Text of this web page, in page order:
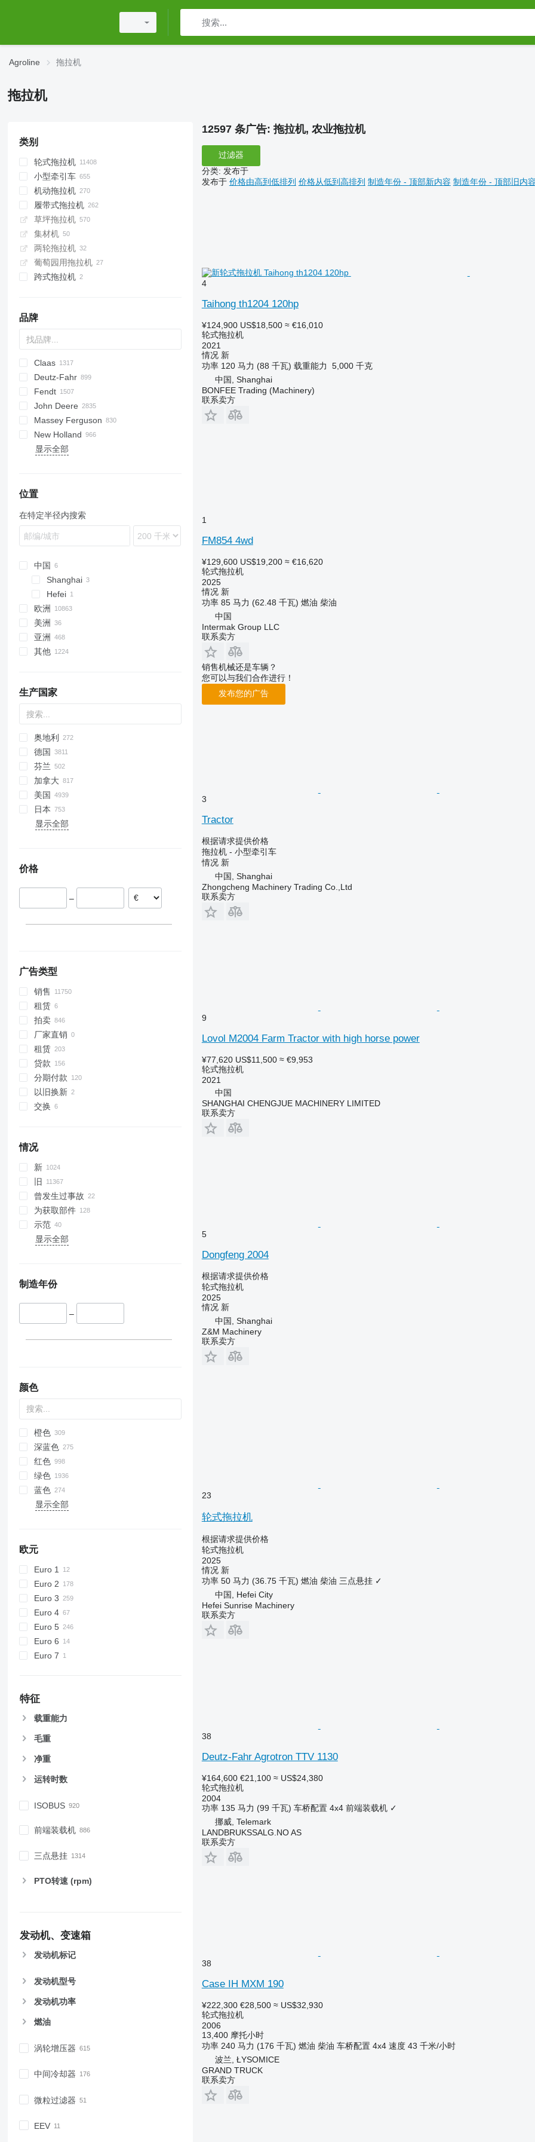
Agroline 拖拉机
拖拉机
类别
轮式拖拉机
小型牵引车
机动拖拉机
履带式拖拉机
草坪拖拉机
集材机
两轮拖拉机
葡萄园用拖拉机
跨式拖拉机
品牌
Challenger
TTR
Tigre
Tigrone
584
704
854
1054
1104
1254
2505
CK
310
500
535
745
844
856
885
4230
5120
5130
5140
5150
7120
7210
7220
7240
CS
International
JX
MX
MXM
MXU
Magnum
Maxxum
Optum
Puma
775
D series
E-series
CH
MT
CFG
Claas
Ares
Arion
Atles
Atos
Axion
Axos
Nexos
Xerion
75
770
990
995
D-series
Deutz-Fahr
Agrofarm
Agrokid
Agrolux
Agroplus
Agrosky
HD
K series
M series
DUA
Fendt
Cargo
F-series
Vario
Xylon
180-90
500
2000
3000
4000
4600
6600
6610
6640
8210
8630
County
Dexta
TW
Major
Super Major
FT
C-series
150
T
C-series
E-series
C
TX
633
744
844
955
TA
TF
TG
TH
3CX
155
527
8310
254
John Deere
6M
6R
7R
1120
1140
1630
1640
2026 R
2030
2032
2130
2140
2520
3025
3036 E
3040
3045 R
3046 R
3050
3140
3320
3340
4430
4520
5055 E
5067 E
5070 M
5075
5080
5085 M
5090
5100
5105 GN
5115
5720
5820
6090
6100
6105
6110 B
6115
6125 R
6130
6150 R
6170
6175
6190
6195 M
6195 R
6200
6230
6250
6300
6310
6320
6330
6410
6600
6610
6620
6800
6820
6830
6910
6930
7250
7260 R
7280 R
7290 R
7430
7700
7710
7730
7810
CK
CS
DK
K
WB
A-series
B-series
D-series
L-series
M-series
R-series
STV
X-series
MIC
81
MT1
MT3
R-series
5-100
6-140
6-175
Mistral
Powerfarm
Rex
Vision
Geotrac
Lintrac
M-series
M504
40
80
82
Massey Ferguson
30
35
165
168
185
188
240
265
275
285
290
362
399
550
590
675
690
698
3060
3080
3085
5435
5445
5465
5611
5710
5711
5713
6140
6180
6190
6260
6270
6465
6475
6480
6485
6490
6495
6715
7480
7616
7716
7719
7720
7722
7724
7726
8220
8660
8670
8690
8727
8732
8737
8740
CX
F-series
ZTX
MB
Unimog
D-series
MT
New Holland
D-series
T-series
TC
TD
TG
TL
TM
TN
TS
TVT
TT
Ares
Antares
Frutteto
Laser
Ranger
Rubin
Silver
Virtus
SD
SF
304
20
90
640
9086
Expert CVT
Kompakt
Multi
Profi
Terrus CVT
T273
445
3512
605
A-series
S-series
T-series
BM
DPU
BS
1160
404
AC
RS
YM
7211
显示全部
位置
在特定半径内搜索
中国
Shanghai
Hefei
欧洲
波兰
法国
罗马尼亚
显示全部
美洲
墨西哥
加拿大
亚洲
日本
吉尔吉斯斯坦
格鲁吉亚
以色列
显示全部
其他
秘鲁
巴西
摩尔多瓦
生产国家
奥地利
德国
芬兰
加拿大
美国
日本
显示全部
价格
–
广告类型
销售
租赁
拍卖
厂家直销
租赁
贷款
分期付款
以旧换新
交换
情况
新
旧
曾发生过事故
为获取部件
示范
显示全部
制造年份
–
颜色
橙色
深蓝色
红色
绿色
蓝色
显示全部
欧元
Euro 1
Euro 2
Euro 3
Euro 4
Euro 5
Euro 6
Euro 7
特征
载重能力
毛重
净重
运转时数
ISOBUS
前端装载机
三点悬挂
PTO转速 (rpm)
发动机、变速箱
发动机标记
发动机型号
发动机功率
燃油
涡轮增压器
中间冷却器
微粒过滤器
EEV
12597 条广告: 拖拉机, 农业拖拉机
过滤器
分类: 发布于
发布于 价格由高到低排列 价格从低到高排列 制造年份 - 顶部新内容 制造年份 - 顶部旧内容
4
Taihong th1204 120hp
¥124,900 US$18,500 ≈ €16,010
轮式拖拉机
2021
情况新
功率 120 马力 (88 千瓦) 载重能力
5,000 千克
中国, Shanghai
BONFEE Trading (Machinery)
联系卖方
1
FM854 4wd
¥129,600 US$19,200 ≈ €16,620
轮式拖拉机
2025
情况新
功率 85 马力 (62.48 千瓦) 燃油 柴油
中国
Intermak Group LLC
联系卖方
销售机械还是车辆？
您可以与我们合作进行！
发布您的广告
3
Tractor
根据请求提供价格
拖拉机 - 小型牵引车
情况新
中国, Shanghai
Zhongcheng Machinery Trading Co.,Ltd
联系卖方
9
Lovol M2004 Farm Tractor with high horse power
¥77,620 US$11,500 ≈ €9,953
轮式拖拉机
2021
中国
SHANGHAI CHENGJUE MACHINERY LIMITED
联系卖方
5
Dongfeng 2004
根据请求提供价格
轮式拖拉机
2025
情况新
中国, Shanghai
Z&M Machinery
联系卖方
23
轮式拖拉机
根据请求提供价格
轮式拖拉机
2025
情况新
功率 50 马力 (36.75 千瓦) 燃油 柴油 三点悬挂 ✓
中国, Hefei City
Hefei Sunrise Machinery
联系卖方
38
Deutz-Fahr Agrotron TTV 1130
¥164,600 €21,100 ≈ US$24,380
轮式拖拉机
2004
功率 135 马力 (99 千瓦) 车桥配置 4x4 前端装载机 ✓
挪威, Telemark
LANDBRUKSSALG.NO AS
联系卖方
38
Case IH MXM 190
¥222,300 €28,500 ≈ US$32,930
轮式拖拉机
2006
13,400 摩托小时
功率 240 马力 (176 千瓦) 燃油 柴油 车桥配置 4x4 速度 43 千米/小时
波兰, ŁYSOMICE
GRAND TRUCK
联系卖方